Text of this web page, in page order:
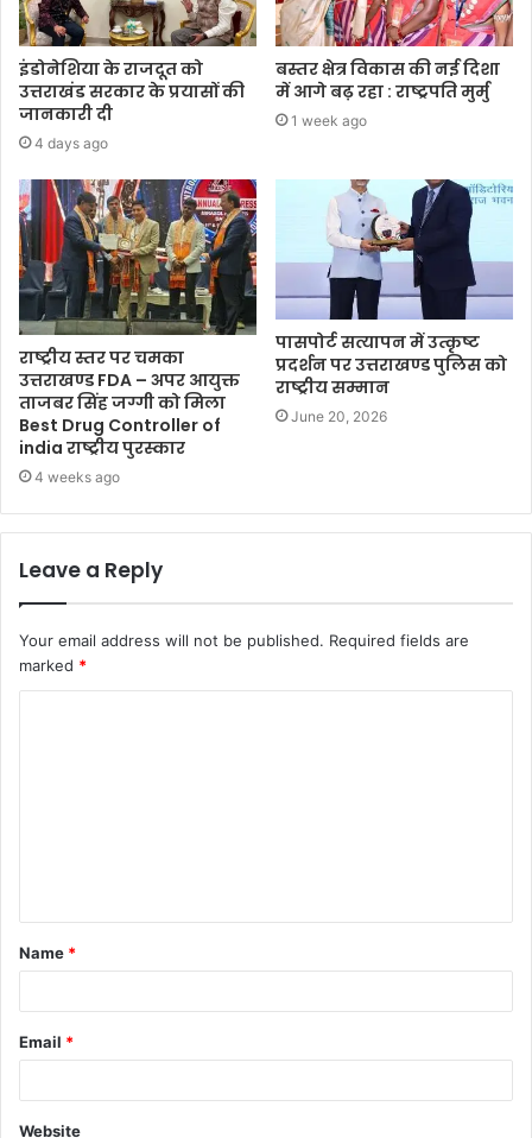
इंडोनेशिया के राजदूत को
उत्तराखंड सरकार के प्रयासों की
जानकारी दी
4 days ago
बस्तर क्षेत्र विकास की नई दिशा
में आगे बढ़ रहा : राष्ट्रपति मुर्मु
1 week ago
राष्ट्रीय स्तर पर चमका
उत्तराखण्ड FDA – अपर आयुक्त
ताजबर सिंह जग्गी को मिला
Best Drug Controller of
india राष्ट्रीय पुरस्कार
4 weeks ago
पासपोर्ट सत्यापन में उत्कृष्ट
प्रदर्शन पर उत्तराखण्ड पुलिस को
राष्ट्रीय सम्मान
June 20, 2026
Leave a Reply
Your email address will not be published. Required fields are
marked *
t
*
Name *
Email *
Website